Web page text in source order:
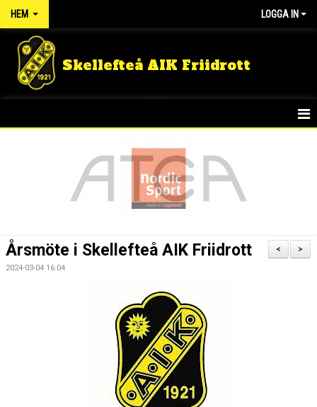
HEM LOGGA IN
Skellefteå AIK Friidrott
DOKUMENT
>
<
Årsmöte i Skellefteå AIK Friidrott
2024-03-04 16:04